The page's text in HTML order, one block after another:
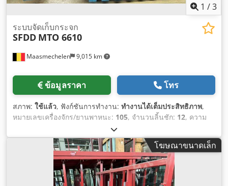
1 /3
Maasmechelen 9,015 km
ระบบจัดเก็บกระจก
SFDD MTO 6610
ข้อมูลราคา โทร
สภาพ: ใช้แล้ว, ฟังก์ชันการทำงาน: ทำงานได้เต็มประสิทธิภาพ,
หมายเลขเครื่องจักร/ยานพาหนะ: 105, จำนวนลิ้นชัก: 12, ความ
โฆษณาขนาดเล็ก